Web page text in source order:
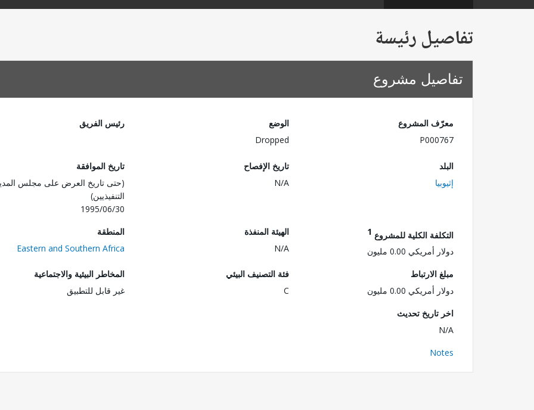
تفاصيل رئيسة
تفاصيل مشروع
معرّف المشروع
P000767
الوضع
Dropped
رئيس الفريق
البلد
إثيوبيا
تاريخ الإفصاح
N/A
تاريخ الموافقة
(حتى تاريخ العرض على مجلس
التنفيذيين)
1995/06/30
التكلفة الكلية للمشروع 1
دولار أمريكي 0.00 مليون
الهيئة المنفذة
N/A
المنطقة
Eastern and Southern Africa
مبلغ الارتباط
دولار أمريكي 0.00 مليون
فئة التصنيف البيئي
C
المخاطر البيئية والاجتماعية
غير قابل للتطبيق
اخر تاريخ تحديث
N/A
Notes